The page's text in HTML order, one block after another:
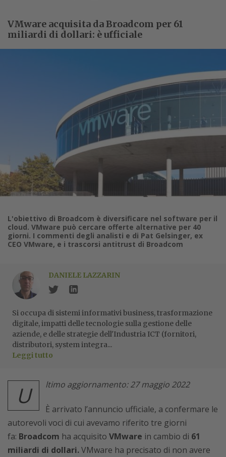
VMware acquisita da Broadcom per 61
miliardi di dollari: è ufficiale
L'obiettivo di Broadcom è diversificare nel software per il
cloud. VMware può cercare offerte alternative per 40
giorni. I commenti degli analisti e di Pat Gelsinger, ex
CEO VMware, e i trascorsi antitrust di Broadcom
DANIELE LAZZARIN
Si occupa di sistemi informativi business, trasformazione
digitale, impatti delle tecnologie sulla gestione delle
aziende, e delle strategie dell'Industria ICT (fornitori,
distributori, system integra...
Leggi tutto
U ltimo aggiornamento: 27 maggio 2022
È arrivato l’annuncio ufficiale, a confermare le
autorevoli voci di cui avevamo riferito tre giorni
fa: Broadcom ha acquisito VMware in cambio di 61
miliardi di dollari.VMware ha precisato di non avere